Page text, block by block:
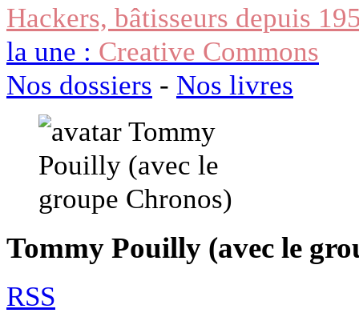
Hackers, bâtisseurs depuis
la une : Creative Commons
Nos dossiers - Nos livres
Tommy Pouilly (avec le
RSS